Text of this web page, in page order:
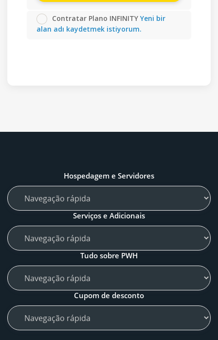
Contratar Plano INFINITY Yeni bir
alan adı kaydetmek istiyorum.
Hospedagem e Servidores
Serviços e Adicionais
Tudo sobre PWH
Cupom de desconto